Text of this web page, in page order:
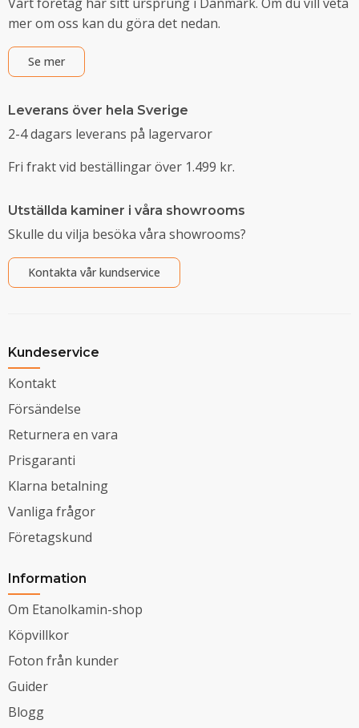
mer om oss kan du göra det nedan.
Se mer
Leverans över hela Sverige
2-4 dagars leverans på lagervaror
Fri frakt vid beställingar över 1.499 kr.
Utställda kaminer i våra showrooms
Skulle du vilja besöka våra showrooms?
Kontakta vår kundservice
Kundeservice
Kontakt
Försändelse
Returnera en vara
Prisgaranti
Klarna betalning
Vanliga frågor
Företagskund
Information
Om Etanolkamin-shop
Köpvillkor
Foton från kunder
Guider
Blogg